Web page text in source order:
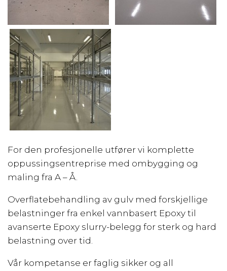
For den profesjonelle utfører vi komplette
oppussingsentreprise med ombygging og
maling fra A – Å.
Overflatebehandling av gulv med forskjellige
belastninger fra enkel vannbasert Epoxy til
avanserte Epoxy slurry-belegg for sterk og hard
belastning over tid.
Vår kompetanse er faglig sikker og all